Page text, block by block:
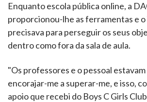
Enquanto escola pública online, a
proporcionou-lhe as ferramentas e
precisava para perseguir os seus
dentro como fora da sala de aula.
"Os professores e o pessoal
encorajar-me a superar-me, e isso,
apoio que recebi do Boys C Girls